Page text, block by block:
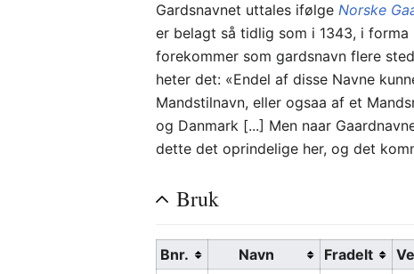
Gardsnavnet uttales ifølgeNorske
er belagt så tidlig som i 1343, i forma
forekommer som gardsnavn flere
heter det: «Endel af disse Navne
Mandstilnavn, eller ogsaa af et
og Danmark [...] Men naar
dette det oprindelige her, og det
Bruk
Bnr. Navn Fradelt